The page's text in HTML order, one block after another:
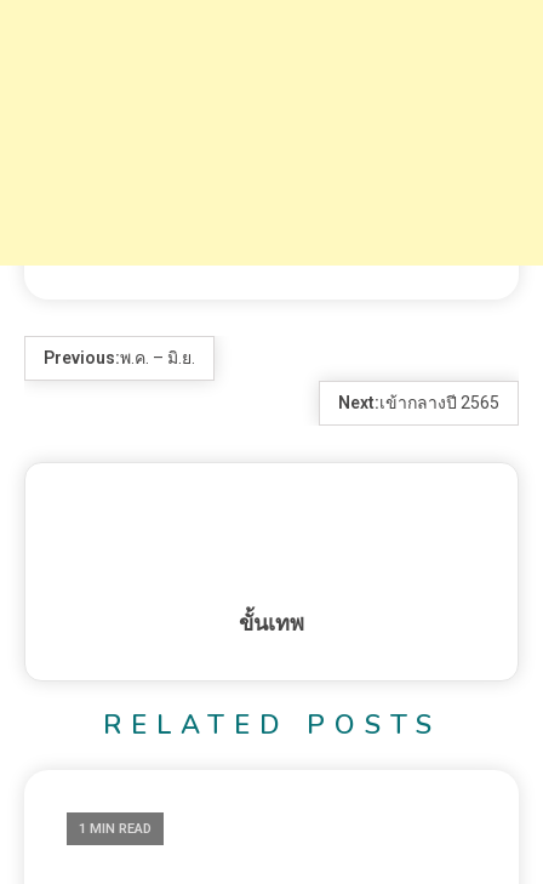
Previous:พ.ค. – มิ.ย.
Next:เข้ากลางปี 2565
ขั้นเทพ
RELATED POSTS
1 MIN READ